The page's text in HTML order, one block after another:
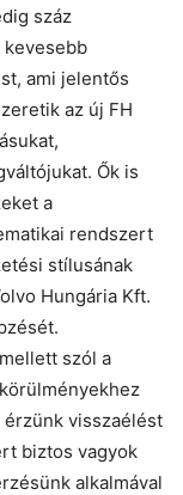
száz
ami jelentős
az új FH
Ők is
a
rendszert
stílusának
Hungária Kft.
szól a
visszaélést
biztos vagyok
alkalmával